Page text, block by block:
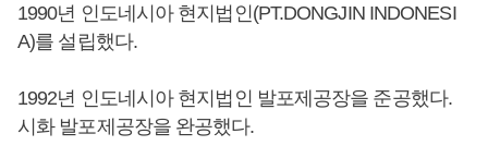
1990년 인도네시아 현지법인(PT.DONGJIN INDONESI
A)를 설립했다.
1992년 인도네시아 현지법인 발포제공장을 준공했다.
시화 발포제공장을 완공했다.